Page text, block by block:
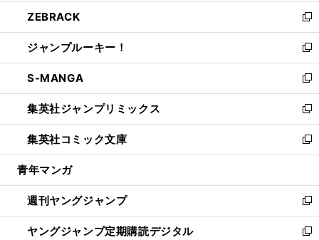
く
で
開
く
ン
ド
ウ
で
開
く
ウ
ィ
ン
ド
ウ
で
開
く
し
い
ウ
ィ
ン
ド
ウ
で
開
く
ZEBRACK
新
し
い
ウ
ィ
ン
ド
ウ
で
開
ジャンプルーキー！
新
し
い
ウ
ィ
ン
ド
ウ
開
く
S-MANGA
新
し
い
ウ
ィ
ン
ウ
で
開
く
集英社ジャンプリミックス
新
し
い
ウ
ン
ド
ウ
で
集英社コミック文庫
新
し
ウ
ィ
ン
ド
青年マンガ
週刊ヤングジャンプ
新
し
い
ヤングジャンプ定期購読デジタル
新